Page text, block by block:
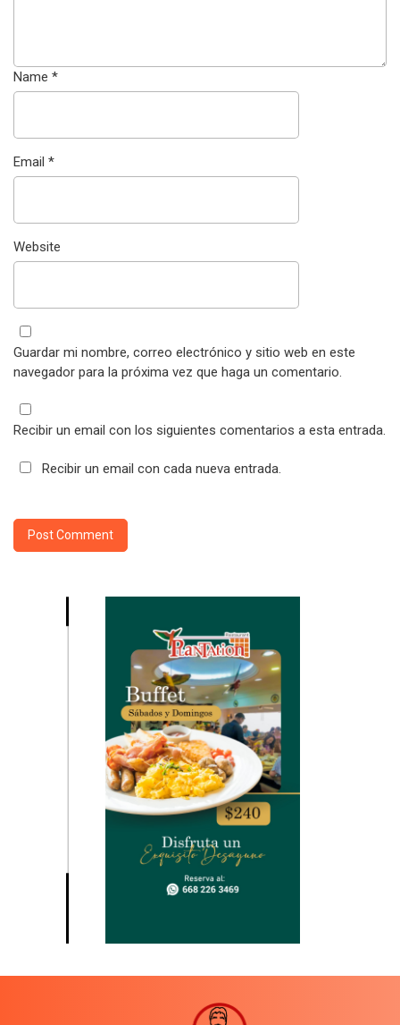
Name *
Email *
Website
Guardar mi nombre, correo electrónico y sitio web en este
navegador para la próxima vez que haga un comentario.
Recibir un email con los siguientes comentarios a esta entrada.
Recibir un email con cada nueva entrada.